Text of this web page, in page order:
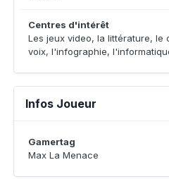
Centres d'intérêt
Les jeux video, la littérature, le
voix, l'infographie,
Infos Joueur
Gamertag
Max La Menace